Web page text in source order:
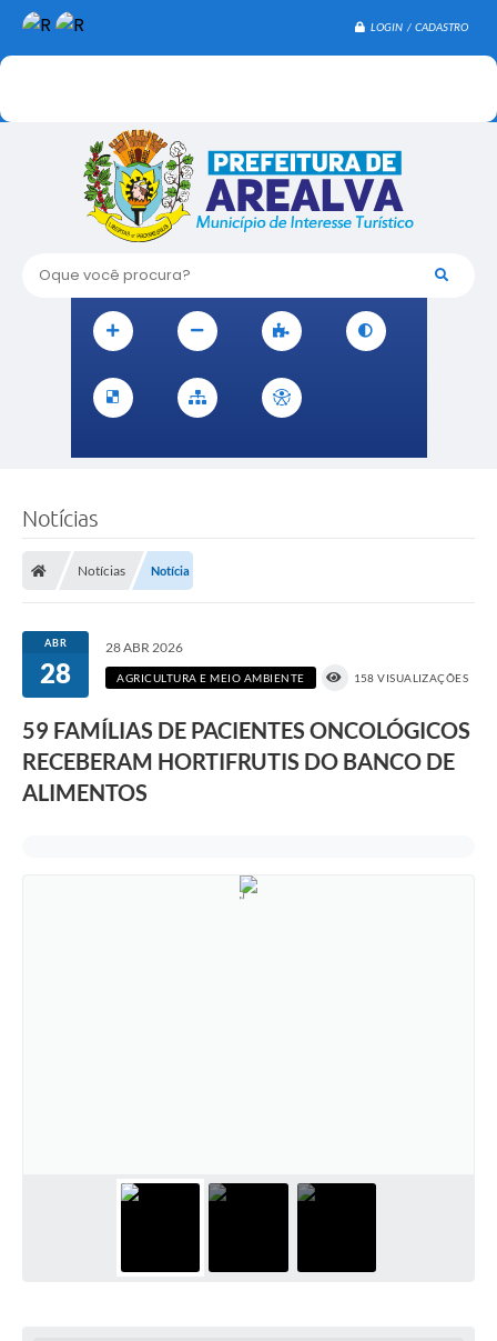
LOGIN / CADASTRO
Oque você procura?
Notícias
Notícias Notícia
ABR
28
28 ABR 2026
AGRICULTURA E MEIO AMBIENTE 158 VISUALIZAÇÕES
59 FAMÍLIAS DE PACIENTES ONCOLÓGICOS
RECEBERAM HORTIFRUTIS DO BANCO DE
ALIMENTOS